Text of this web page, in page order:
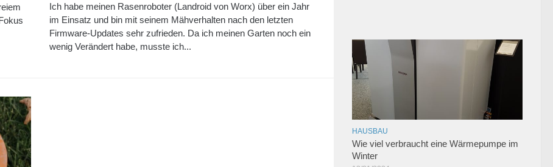
Ich habe meinen Rasenroboter (Landroid von Worx) über ein Jahr
im Einsatz und bin mit seinem Mähverhalten nach den letzten
Firmware-Updates sehr zufrieden. Da ich meinen Garten noch ein
wenig Verändert habe, musste ich...
HAUSBAU
Wie viel verbraucht eine Wärmepumpe im
Winter